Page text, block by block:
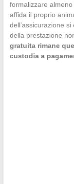
formalizzare
affida il proprio
dell’assicurazione
della prestazione
gratuita rimane
custodia a